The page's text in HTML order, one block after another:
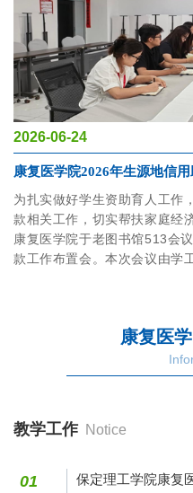
2026-06-24
康复医学院2026年生源地信
为扎实做好学生资助育人工作
款相关工作，切实帮扶家庭经
康复医学院于老图书馆513会
款工作布置会。本次会议由学
康复医
教学工作 Notice
01 保定理工学院康复